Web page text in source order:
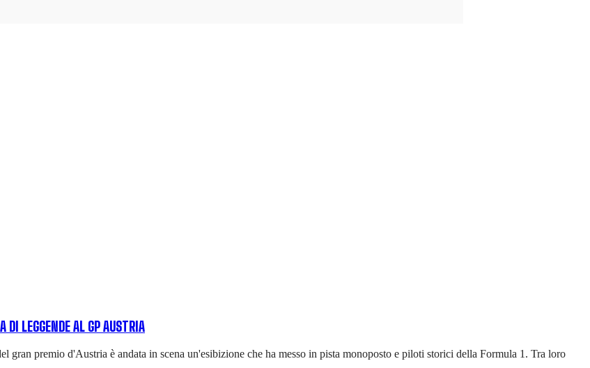
DI LEGGENDE AL GP AUSTRIA
premio d'Austria è andata in scena un'esibizione che ha messo in pista monoposto e piloti storici della Formula 1. Tra loro